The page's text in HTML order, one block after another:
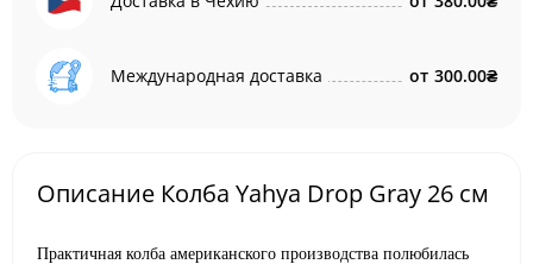
Международная доставка от 300.00₴
Описание Колба Yahya Drop Gray 26 см
Практичная колба американского производства полюбилась